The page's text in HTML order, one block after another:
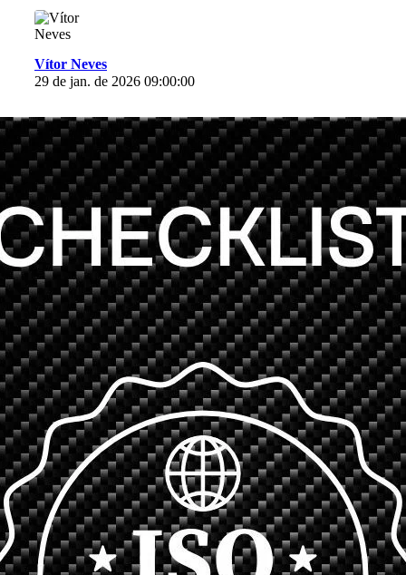
Vítor Neves
29 de jan. de 2026 09:00:00